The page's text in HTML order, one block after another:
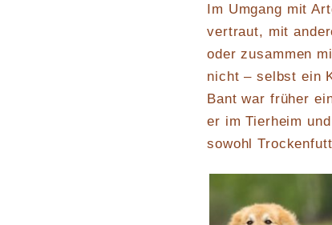
Im Umgang mit
vertraut, mit
oder zusammen
nicht – selbst ein
Bant war früher
er im Tierheim
sowohl